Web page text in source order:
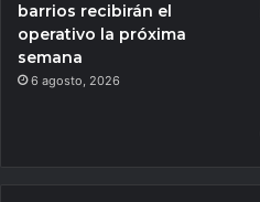
barrios recibirán el
operativo la próxima
semana
6 agosto, 2026